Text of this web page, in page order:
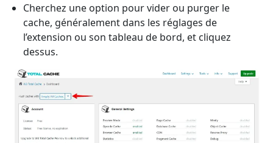
Cherchez une option pour vider ou purger le
cache, généralement dans les réglages de
l’extension ou son tableau de bord, et cliquez
dessus.